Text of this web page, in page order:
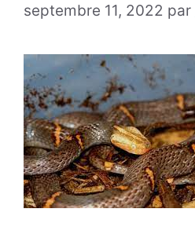
septembre 11, 2022 par